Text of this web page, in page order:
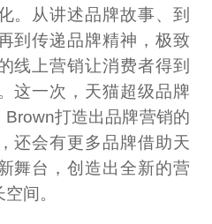
。从讲述品牌故事、到
到传递品牌精神，极致
线上营销让消费者得到
这一次，天猫超级品牌
Brown打造出品牌营销的
还会有更多品牌借助天
舞台，创造出全新的营
间。